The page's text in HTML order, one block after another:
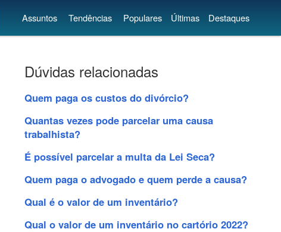
Assuntos Tendências Populares Últimas Destaques
Dúvidas relacionadas
Quem paga os custos do divórcio?
Quantas vezes pode parcelar uma causa
trabalhista?
É possível parcelar a multa da Lei Seca?
Quem paga o advogado e quem perde a causa?
Qual é o valor de um inventário?
Qual o valor de um inventário no cartório 2022?